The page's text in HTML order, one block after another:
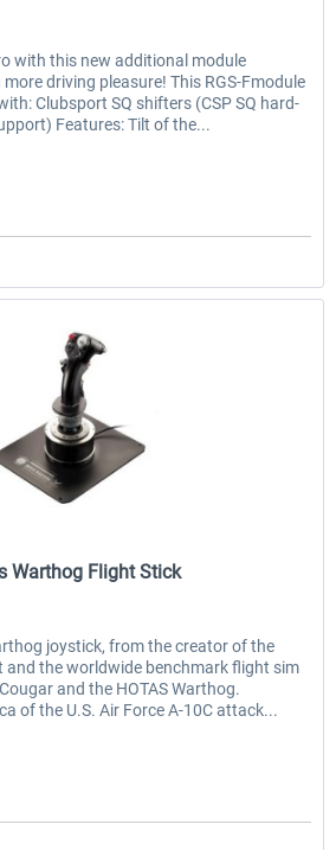
with this new additional module
driving pleasure! This RGS-Fmodule
Clubsport SQ shifters (CSP SQ hard-
Features: Tilt of the...
Warthog Flight Stick
joystick, from the creator of the
and the worldwide benchmark flight sim
and the HOTAS Warthog.
of the U.S. Air Force A-10C attack...